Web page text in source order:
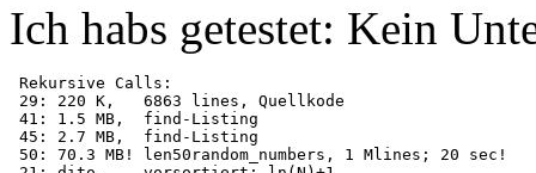
Ich habs getestet: Kein
Rekursive Calls:
29: 220 K,   6863 lines, Quellkode
41: 1.5 MB,  find-Listing
45: 2.7 MB,  find-Listing
50: 70.3 MB! len50random_numbers, 1 Mlines; 20 sec!